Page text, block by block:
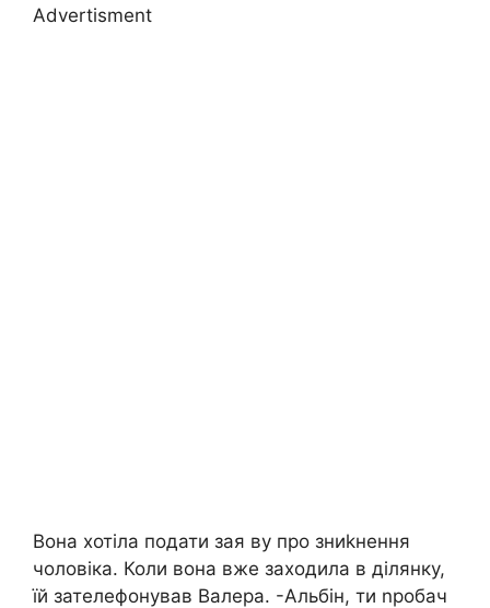
Advertisment
Вона хотіла подати зая ву про зниkнення
чоловіка. Коли вона вже заходила в ділянку,
їй зателефонував Валера. -Альбін, ти nробач